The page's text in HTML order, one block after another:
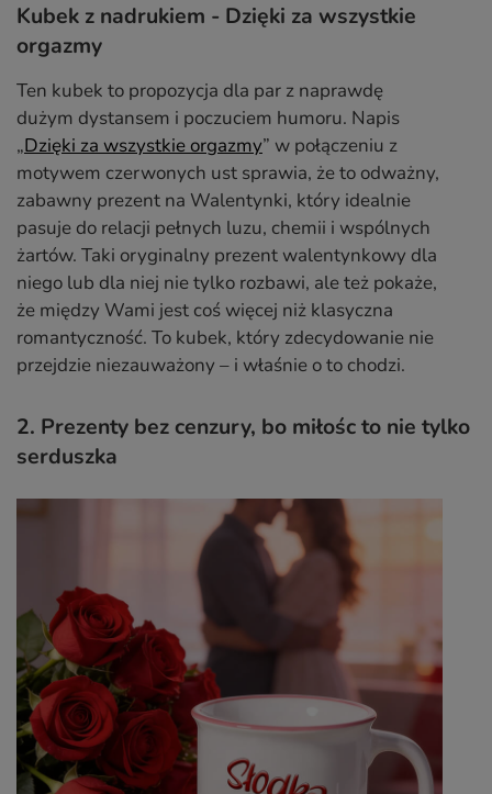
Kubek z nadrukiem - Dzięki za wszystkie
orgazmy
Ten kubek to propozycja dla par z naprawdę
dużym dystansem i poczuciem humoru. Napis
„Dzięki za wszystkie orgazmy” w połączeniu z
motywem czerwonych ust sprawia, że to odważny,
zabawny prezent na Walentynki, który idealnie
pasuje do relacji pełnych luzu, chemii i wspólnych
żartów. Taki oryginalny prezent walentynkowy dla
niego lub dla niej nie tylko rozbawi, ale też pokaże,
że między Wami jest coś więcej niż klasyczna
romantyczność. To kubek, który zdecydowanie nie
przejdzie niezauważony – i właśnie o to chodzi.
2. Prezenty bez cenzury, bo miłośc to nie tylko
serduszka